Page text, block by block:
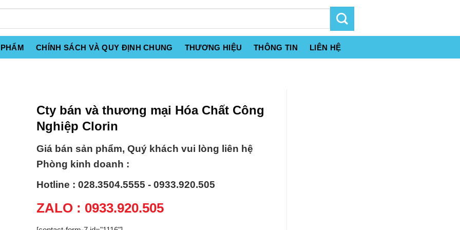
CHÍNH SÁCH VÀ QUY ĐỊNH CHUNG THƯƠNG HIỆU THÔNG TIN LIÊN HỆ
Cty bán và thương mại Hóa Chất Công
Nghiệp Clorin
Giá bán sản phẩm, Quý khách vui lòng liên hệ
Phòng kinh doanh :
Hotline : 028.3504.5555 - 0933.920.505
ZALO : 0933.920.505